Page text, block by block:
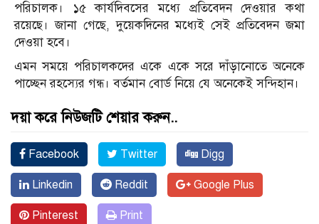
পরিচালক। ১৫ কার্যদিবসের মধ্যে প্রতিবেদন দেওয়ার কথা
রয়েছে। জানা গেছে, দুয়েকদিনের মধ্যেই সেই প্রতিবেদন জমা
দেওয়া হবে।
এমন সময়ে পরিচালকদের একে একে সরে দাঁড়ানোতে অনেকে
পাচ্ছেন রহস্যের গন্ধ। বর্তমান বোর্ড নিয়ে যে অনেকেই সন্দিহান।
দয়া করে নিউজটি শেয়ার করুন..
Facebook Twitter Digg
Linkedin Reddit Google Plus
Pinterest Print